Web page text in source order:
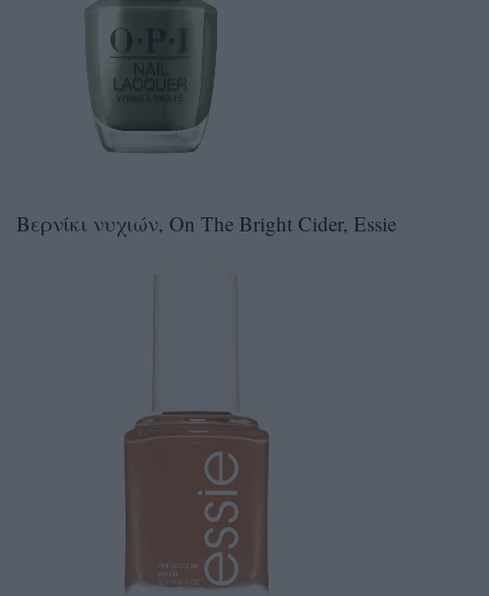
Βερνίκι νυχιών, On The Bright Cider, Essie